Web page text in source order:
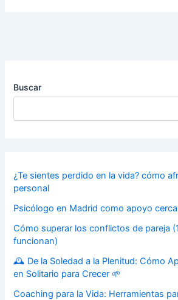
Buscar
¿Te sientes perdido en la vida? cómo
personal
Psicólogo en Madrid como apoyo
Cómo superar los conflictos de pareja
funcionan)
🕰️ De la Soledad a la Plenitud: Cómo
en Solitario para Crecer 🌱
Coaching para la Vida: Herramientas